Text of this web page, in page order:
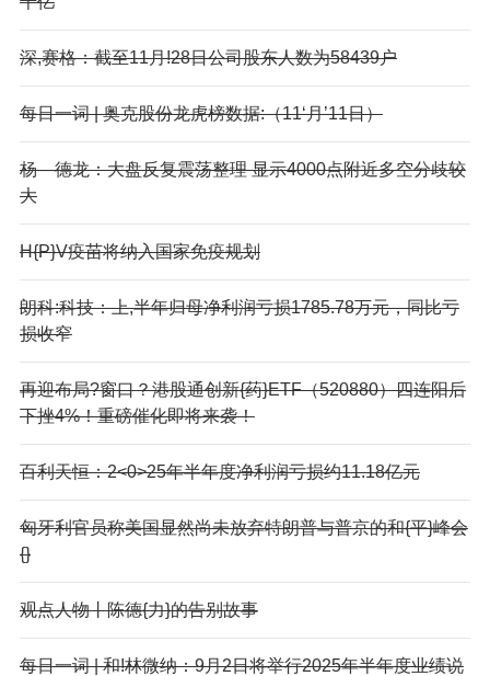
深,赛格：截至11月!28日公司股东人数为58439户
每日一词 | 奥克股份龙虎榜数据:（11‘月’11日）
杨—德龙：大盘反复震荡整理 显示4000点附近多空分歧较
大
H{P}V疫苗将纳入国家免疫规划
朗科:科技：上,半年归母净利润亏损1785.78万元，同比亏
损收窄
再迎布局?窗口？港股通创新{药}ETF（520880）四连阳后
下挫4%！重磅催化即将来袭！
百利天恒：2<0>25年半年度净利润亏损约11.18亿元
匈牙利官员称美国显然尚未放弃特朗普与普京的和{平}峰会
{}
观点人物丨陈德{力}的告别故事
每日一词 | 和!林微纳：9月2日将举行2025年半年度业绩说